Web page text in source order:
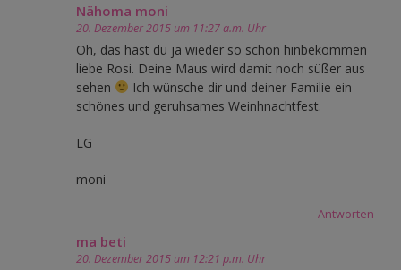
Nähoma moni
20. Dezember 2015 um 11:27 a.m. Uhr
Oh, das hast du ja wieder so schön hinbekommen
liebe Rosi. Deine Maus wird damit noch süßer aus
sehen
Ich wünsche dir und deiner Familie ein
schönes und geruhsames Weinhnachtfest.
LG
moni
Antworten
ma beti
20. Dezember 2015 um 12:21 p.m. Uhr